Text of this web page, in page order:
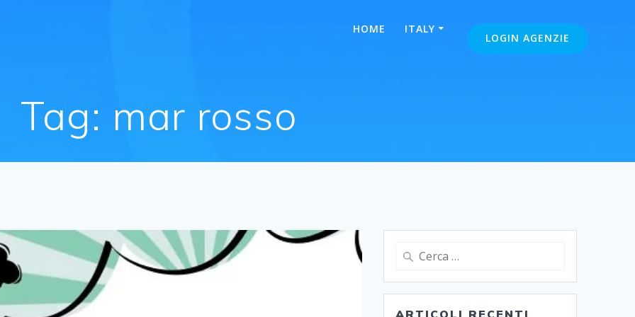
HOME ITALY
LOGIN AGENZIE
Tag: mar rosso
Ricerca
per:
ARTICOLI RECENTI